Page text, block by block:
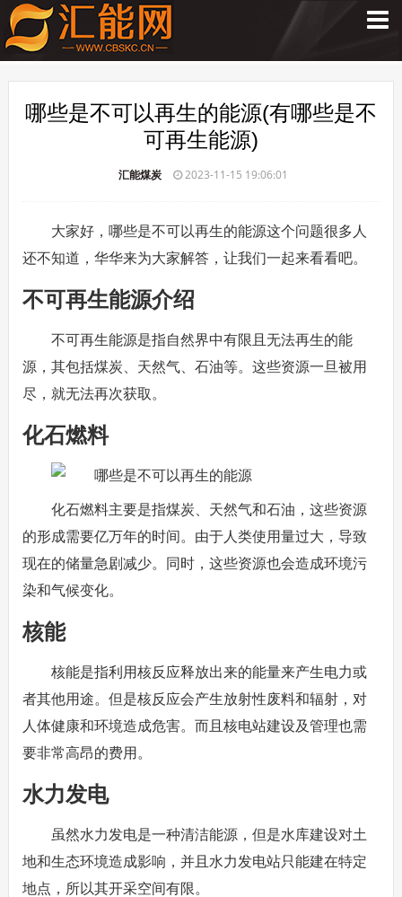
哪些是不可以再生的能源(有哪些是不
可再生能源)
汇能煤炭 2023-11-15 19:06:01
大家好，哪些是不可以再生的能源这个问题很多人
还不知道，华华来为大家解答，让我们一起来看看吧。
不可再生能源介绍
不可再生能源是指自然界中有限且无法再生的能
源，其包括煤炭、天然气、石油等。这些资源一旦被用
尽，就无法再次获取。
化石燃料
化石燃料主要是指煤炭、天然气和石油，这些资源
的形成需要亿万年的时间。由于人类使用量过大，导致
现在的储量急剧减少。同时，这些资源也会造成环境污
染和气候变化。
核能
核能是指利用核反应释放出来的能量来产生电力或
者其他用途。但是核反应会产生放射性废料和辐射，对
人体健康和环境造成危害。而且核电站建设及管理也需
要非常高昂的费用。
水力发电
虽然水力发电是一种清洁能源，但是水库建设对土
地和生态环境造成影响，并且水力发电站只能建在特定
地点，所以其开采空间有限。